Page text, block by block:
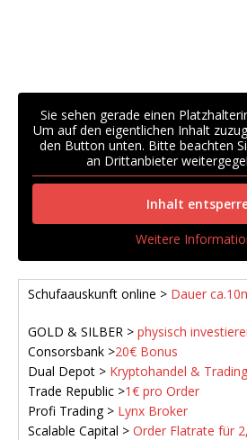
Sie sehen gerade einen
Um auf den eigentlichen Inhalt
den Button unten. Bitte beachten
an Drittanbieter
Inhalt
Weitere
Schufaauskunft online > Dauer
GOLD & SILBER > physisch
Consorsbank >20€ Bonus
Dual Depot > Kryptohandel & Trading
Trade Republic >1€ pro Order
Profi Trading > Lynx Broker
Scalable Capital > Order Flatrate für